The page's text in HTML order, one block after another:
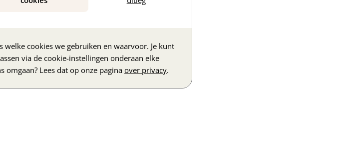
welke cookies we gebruiken en waarvoor. Je kunt
via de cookie-instellingen onderaan elke
omgaan? Lees dat op onze pagina over privacy.